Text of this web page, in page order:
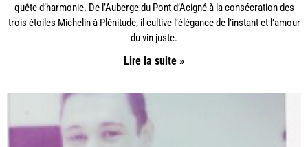
quête d’harmonie. De l’Auberge du Pont d’Acigné à la consécration des
trois étoiles Michelin à Plénitude, il cultive l’élégance de l’instant et l’amour
du vin juste.
Lire la suite »